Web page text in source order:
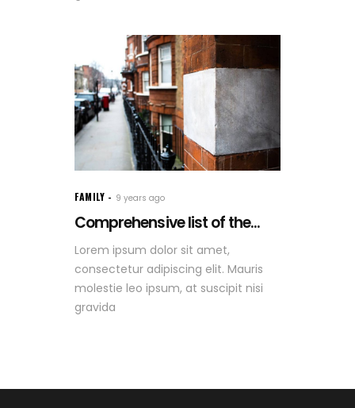
FAMILY 9 years ago
Comprehensive list of the...
Lorem ipsum dolor sit amet,
consectetur adipiscing elit. Mauris
molestie leo ipsum, at suscipit nisi
gravida